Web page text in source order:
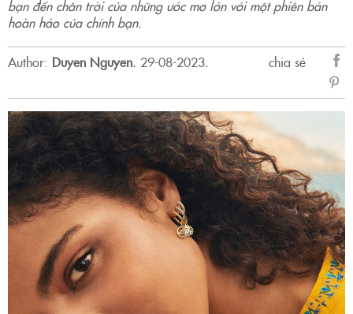
bạn đến chân trời của những ước mơ lớn với một phiên bản
hoàn hảo của chính bạn.
Author: Duyen Nguyen. 29-08-2023.
chia sẻ
sẻ